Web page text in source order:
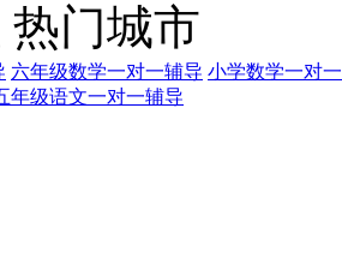
热门城市
六年级数学一对一辅导 小学数学一对
年级语文一对一辅导